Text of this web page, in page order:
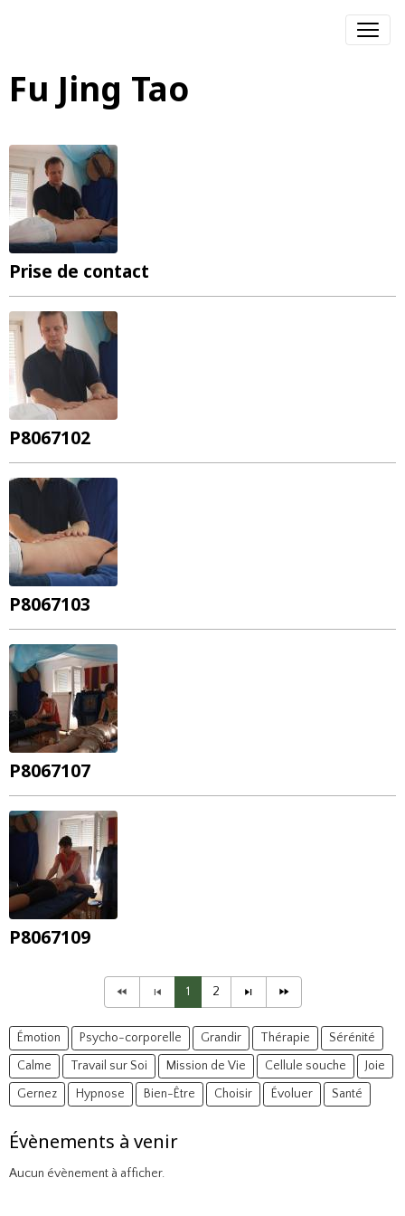
Fu Jing Tao
Prise de contact
P8067102
P8067103
P8067107
P8067109
1 2
Émotion Psycho-corporelle Grandir Thérapie
Sérénité
Calme
Travail sur Soi Mission de Vie Cellule souche
Joie
Gernez
Hypnose Bien-Être Choisir Évoluer Santé
Évènements à venir
Aucun évènement à afficher.